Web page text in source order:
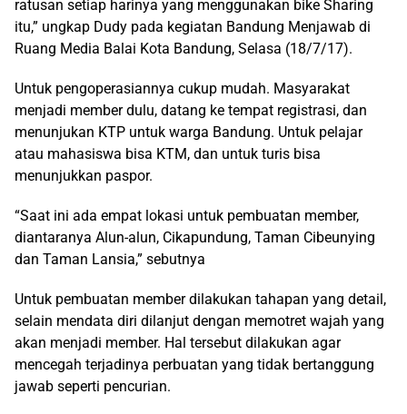
ratusan setiap harinya yang menggunakan bike Sharing
itu,” ungkap Dudy pada kegiatan Bandung Menjawab di
Ruang Media Balai Kota Bandung, Selasa (18/7/17).
Untuk pengoperasiannya cukup mudah. Masyarakat
menjadi member dulu, datang ke tempat registrasi, dan
menunjukan KTP untuk warga Bandung. Untuk pelajar
atau mahasiswa bisa KTM, dan untuk turis bisa
menunjukkan paspor.
“Saat ini ada empat lokasi untuk pembuatan member,
diantaranya Alun-alun, Cikapundung, Taman Cibeunying
dan Taman Lansia,” sebutnya
Untuk pembuatan member dilakukan tahapan yang detail,
selain mendata diri dilanjut dengan memotret wajah yang
akan menjadi member. Hal tersebut dilakukan agar
mencegah terjadinya perbuatan yang tidak bertanggung
jawab seperti pencurian.